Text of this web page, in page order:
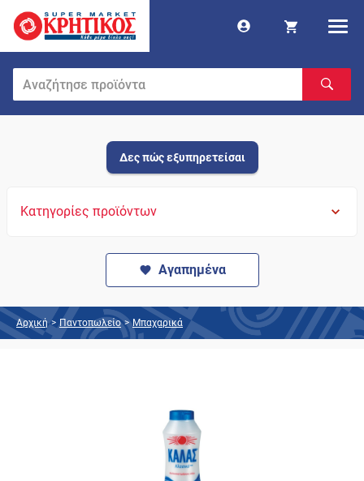
Δες πώς εξυπηρετείσαι
Κατηγορίες προϊόντων
Αγαπημένα
Αρχική > Παντοπωλείο > Μπαχαρικά